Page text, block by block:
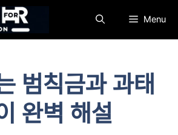
Menu
범칙금과 과태
완벽 해설